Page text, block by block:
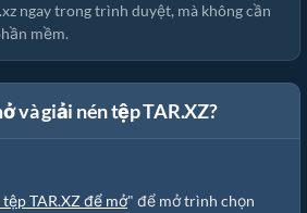
ngay trong trình duyệt, mà không cần
mềm.
và giải nén tệp TAR.XZ?
TAR.XZ để mở" để mở trình chọn